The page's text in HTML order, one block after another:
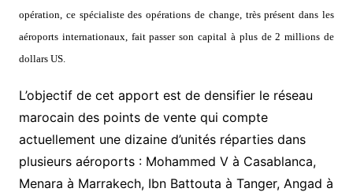
opération, ce spécialiste des opérations de change, très présent dans les
aéroports internationaux, fait passer son capital à plus de 2 millions de
dollars US.
L’objectif de cet apport est de densifier le réseau
marocain des points de vente qui compte
actuellement une dizaine d’unités réparties dans
plusieurs aéroports : Mohammed V à Casablanca,
Menara à Marrakech, Ibn Battouta à Tanger, Angad à